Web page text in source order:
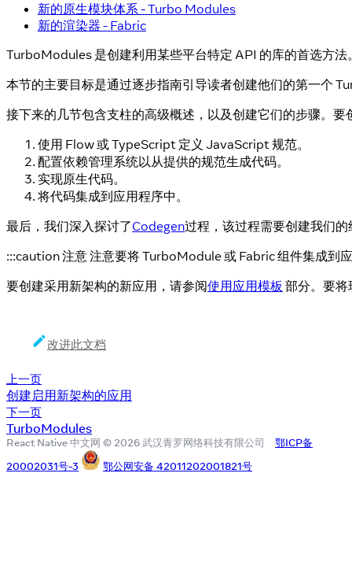
新的原生模块体系 - Turbo Modules
新的渲染器 - Fabric
TurboModules 是创建利用某些平台特定 API 的库的首选方
本节的主要目标是通过逐步指南引导读者创建他们的第一个
接下来的几节包含支柱的高级概述，以及创建它们的步骤。
使用 Flow 或 TypeScript 定义 JavaScript 规范。
配置依赖管理系统以从提供的规范生成代码。
实现原生代码。
将代码集成到应用程序中。
最后，我们深入探讨了Codegen过程，该过程需要创建我们
:::caution 注意 注意要将 TurboModule 或 Fabric 组件集成到
要创建采用新架构的新应用，请参阅使用应用模板 部分。要将
改进此文档
上一页
创建启用新架构的应用
下一页
TurboModules
React Native 中文网 © 2026 武汉青罗网络科技有限公司
鄂ICP备
20002031号-3
鄂公网安备 42011202001821号